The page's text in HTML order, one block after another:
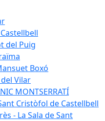
del Puig
Boxó
Vilar
MONTSERRATÍ
Cristòfol de Castellbell
- La Sala de Sant